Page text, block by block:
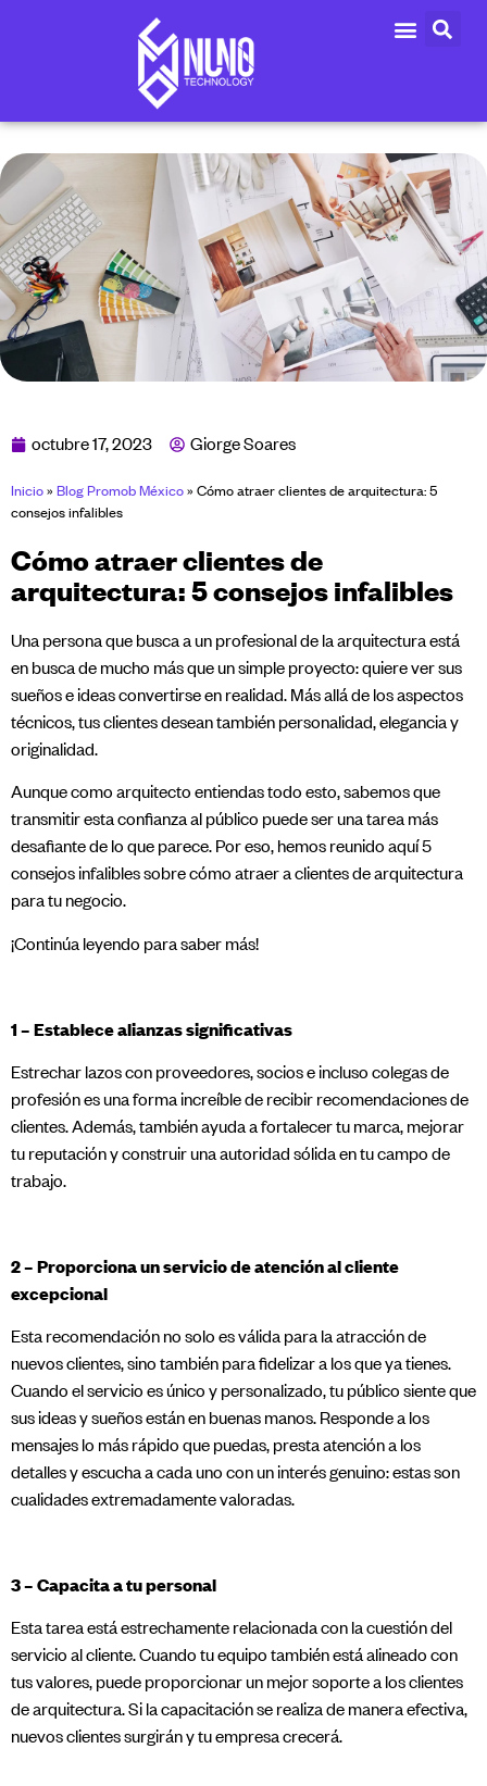
octubre 17, 2023 Giorge Soares
Inicio» Blog Promob México» Cómo atraer clientes de arquitectura: 5
consejos infalibles
Cómo atraer clientes de
arquitectura: 5 consejos infalibles
Una persona que busca a un profesional de la arquitectura está
en busca de mucho más que un simple proyecto: quiere ver sus
sueños e ideas convertirse en realidad. Más allá de los aspectos
técnicos, tus clientes desean también personalidad, elegancia y
originalidad.
Aunque como arquitecto entiendas todo esto, sabemos que
transmitir esta confianza al público puede ser una tarea más
desafiante de lo que parece. Por eso, hemos reunido aquí 5
consejos infalibles sobre cómo atraer a clientes de arquitectura
para tu negocio.
¡Continúa leyendo para saber más!
1 – Establece alianzas significativas
Estrechar lazos con proveedores, socios e incluso colegas de
profesión es una forma increíble de recibir recomendaciones de
clientes. Además, también ayuda a fortalecer tu marca, mejorar
tu reputación y construir una autoridad sólida en tu campo de
trabajo.
2 – Proporciona un servicio de atención al cliente
excepcional
Esta recomendación no solo es válida para la atracción de
nuevos clientes, sino también para fidelizar a los que ya tienes.
Cuando el servicio es único y personalizado, tu público siente que
sus ideas y sueños están en buenas manos. Responde a los
mensajes lo más rápido que puedas, presta atención a los
detalles y escucha a cada uno con un interés genuino: estas son
cualidades extremadamente valoradas.
3 – Capacita a tu personal
Esta tarea está estrechamente relacionada con la cuestión del
servicio al cliente. Cuando tu equipo también está alineado con
tus valores, puede proporcionar un mejor soporte a los clientes
de arquitectura. Si la capacitación se realiza de manera efectiva,
nuevos clientes surgirán y tu empresa crecerá.